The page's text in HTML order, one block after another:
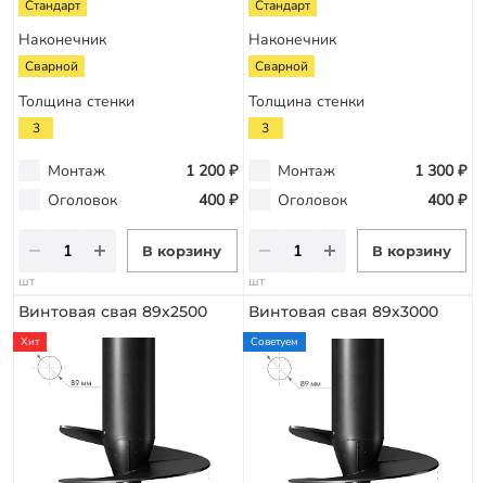
Стандарт
Наконечник
Сварной
Толщина стенки
3
Монтаж
1 200 ₽
Оголовок
400 ₽
В корзину
шт
Стандарт
Наконечник
Сварной
Толщина стенки
3
Монтаж
1 300 ₽
Оголовок
400 ₽
В корзину
шт
Винтовая свая 89х2500
Хит
Винтовая свая 89х3000
Советуем